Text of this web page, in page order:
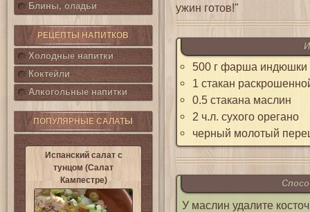
Блины, оладьи
РЕЦЕПТЫ НАПИТКОВ
Холодные напитки
Коктейли
Алкогольные напитки
ПОПУЛЯРНЫЕ САЛАТЫ
Испанский салат с
тунцом (Салат
Кампестре)
ужин готов!"
500 г фарша индюшки
1 стакан
0.5 стакана маслин
2 ч.л. сухого орегано
черный молотый
У маслин удалите